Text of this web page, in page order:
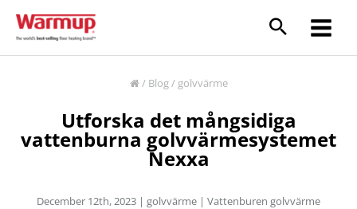
content
Main
/ Blog/ golvvärme
Utforska det mångsidiga
vattenburna golvvärmesystemet
Nexxa
December 12th, 2023 | golvvärme | Vattenburen golvvärme